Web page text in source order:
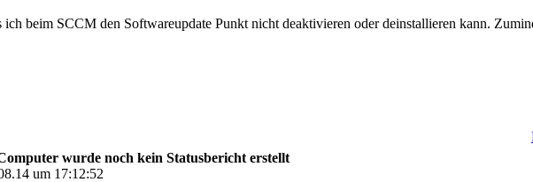
ich beim SCCM den Softwareupdate Punkt nicht deaktivieren oder deinstallieren kann.
wurde noch kein Statusbericht erstellt
um 17:12:52